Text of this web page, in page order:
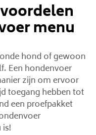
menu
hond of gewoon
Een hondenvoer
zijn om ervoor
toegang hebben tot
een proefpakket